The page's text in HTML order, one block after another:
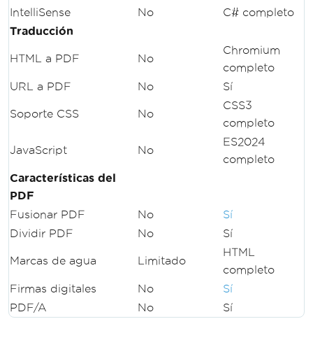
IntelliSense
No
C# completo
Traducción
HTML a PDF No
Chromium
completo
URL a PDF
No Sí
Soporte CSS No
CSS3
completo
JavaScript No
ES2024
completo
Características del
PDF
Fusionar PDF
No
Sí
Dividir PDF
No Sí
Marcas de agua Limitado
HTML
completo
Firmas digitales
No
Sí
PDF/A
No Sí